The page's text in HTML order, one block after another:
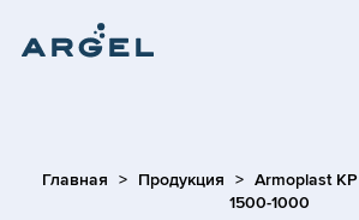
Главная Продукция Armoplast KP
1500-1000